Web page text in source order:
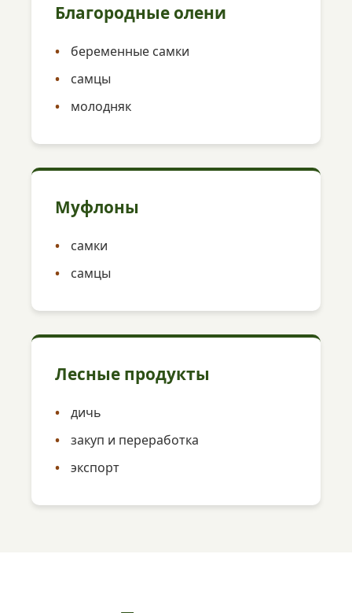
Благородные олени
беременные самки
самцы
молодняк
Муфлоны
самки
самцы
Лесные продукты
дичь
закуп и переработка
экспорт